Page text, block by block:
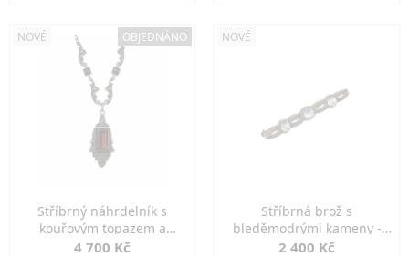
NOVÉ OBJEDNÁNO
Stříbrný náhrdelník s
kouřovým topazem a
markazity
4 700 Kč
NOVÉ
Stříbrná brož s
bleděmodrými kameny -
jemná elegance
2 400 Kč